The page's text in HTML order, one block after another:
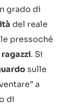
grado di
del reale
pressoché
. Si
sulle
a
di